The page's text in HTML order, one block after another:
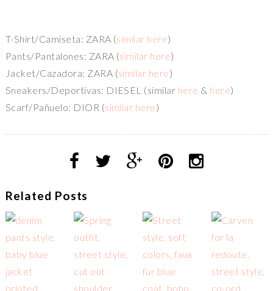
T-Shirt/Camiseta: ZARA (similar here)
Pants/Pantalones: ZARA (similar here)
Jacket/Cazadora: ZARA (similar here)
Sneakers/Deportivas: DIESEL (similar here & here)
Scarf/Pañuelo: DIOR (similar here)
Related Posts